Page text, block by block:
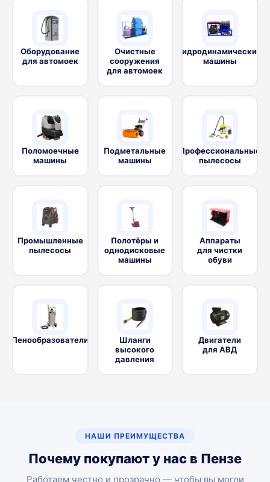
Оборудование
для автомоек
Очистные
сооружения
для автомоек
Гидродинамические
машины
Поломоечные
машины
Подметальные
машины
Профессиональные
пылесосы
Промышленные
пылесосы
Полотёры и
однодисковые
машины
Аппараты
для чистки
обуви
Пенообразователи
Шланги
высокого
давления
Двигатели
для АВД
НАШИ ПРЕИМУЩЕСТВА
Почему покупают у нас в Пензе
Работаем честно и прозрачно — чтобы вы могли